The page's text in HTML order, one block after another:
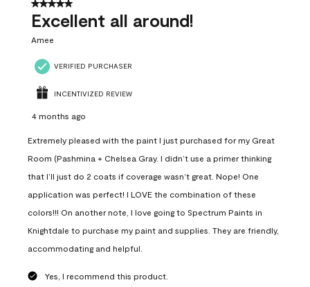
25
Reviews
5 out of 5 stars.
Excellent all around!
Amee
VERIFIED PURCHASER
INCENTIVIZED REVIEW
4 months ago
Extremely pleased with the paint I just purchased for my Great
Room (Pashmina + Chelsea Gray. I didn’t use a primer thinking
that I’ll just do 2 coats if coverage wasn’t great. Nope! One
application was perfect! I LOVE the combination of these
colors!!! On another note, I love going to Spectrum Paints in
Knightdale to purchase my paint and supplies. They are friendly,
accommodating and helpful.
Yes, I recommend this product.